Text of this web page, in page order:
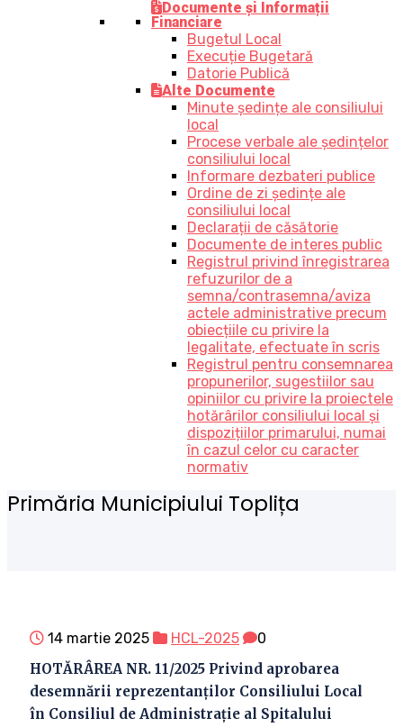
Documente și Informații
Financiare
Bugetul Local
Execuție Bugetară
Datorie Publică
Alte Documente
Minute ședințe ale consiliului
local
Procese verbale ale ședințelor
consiliului local
Informare dezbateri publice
Ordine de zi ședințe ale
consiliului local
Declarații de căsătorie
Documente de interes public
Registrul privind înregistrarea
refuzurilor de a
semna/contrasemna/aviza
actele administrative precum
obiecțiile cu privire la
legalitate, efectuate în scris
Registrul pentru consemnarea
propunerilor, sugestiilor sau
opiniilor cu privire la proiectele
hotărârilor consiliului local și
dispozițiilor primarului, numai
în cazul celor cu caracter
normativ
Primăria Municipiului Toplița
14 martie 2025 HCL-2025
0
HOTĂRÂREA NR. 11/2025 Privind aprobarea
desemnării reprezentanţilor Consiliului Local
în Consiliul de Administraţie al Spitalului